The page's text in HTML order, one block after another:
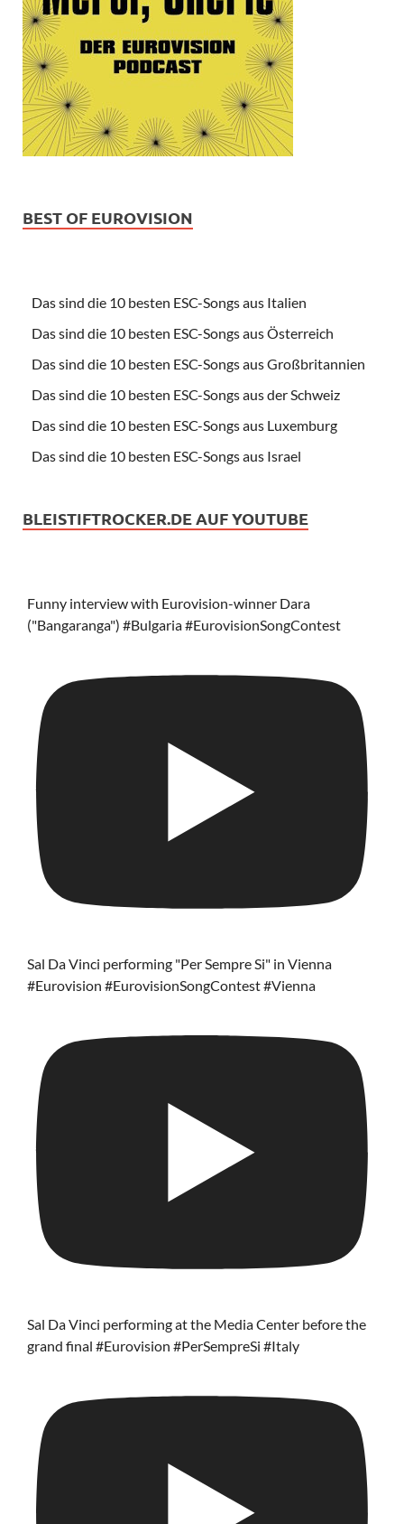
BEST OF EUROVISION
Das sind die 10 besten ESC-Songs aus Italien
Das sind die 10 besten ESC-Songs aus Österreich
Das sind die 10 besten ESC-Songs aus Großbritannien
Das sind die 10 besten ESC-Songs aus der Schweiz
Das sind die 10 besten ESC-Songs aus Luxemburg
Das sind die 10 besten ESC-Songs aus Israel
BLEISTIFTROCKER.DE AUF YOUTUBE
Funny interview with Eurovision-winner Dara
("Bangaranga") #Bulgaria #EurovisionSongContest
Sal Da Vinci performing "Per Sempre Si" in Vienna
#Eurovision #EurovisionSongContest #Vienna
Sal Da Vinci performing at the Media Center before the
grand final #Eurovision #PerSempreSi #Italy